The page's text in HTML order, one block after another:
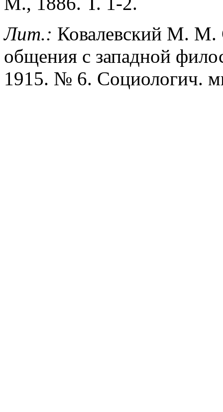
Лит.: Ковалевский М. М.
общения с западной
1915. № 6. Социологич.